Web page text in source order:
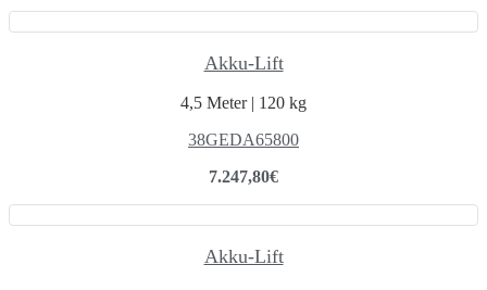
Akku-Lift
4,5 Meter | 120 kg
38GEDA65800
7.247,80€
Akku-Lift